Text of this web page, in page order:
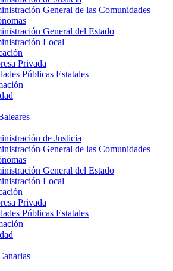
General de las Comunidades
General del Estado
Local
Privada
Públicas Estatales
de Justicia
General de las Comunidades
General del Estado
Local
Privada
Públicas Estatales